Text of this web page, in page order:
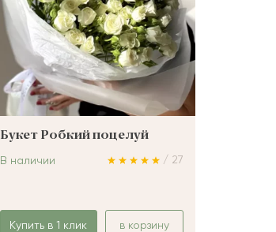
Букет Робкий поцелуй
/ 27
В наличии
Купить в 1 клик в корзину